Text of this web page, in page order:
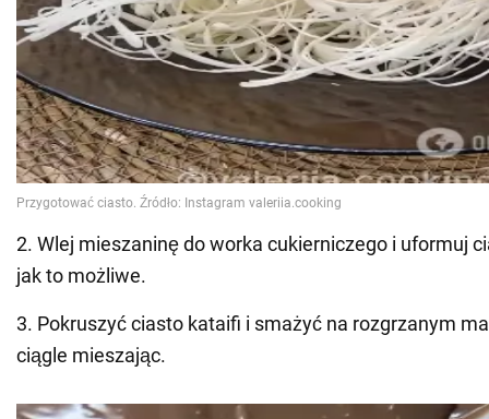
2. Wlej mieszaninę do worka cukierniczego i uformuj
jak to możliwe.
3. Pokruszyć ciasto kataifi i smażyć na rozgrzanym
ciągle mieszając.